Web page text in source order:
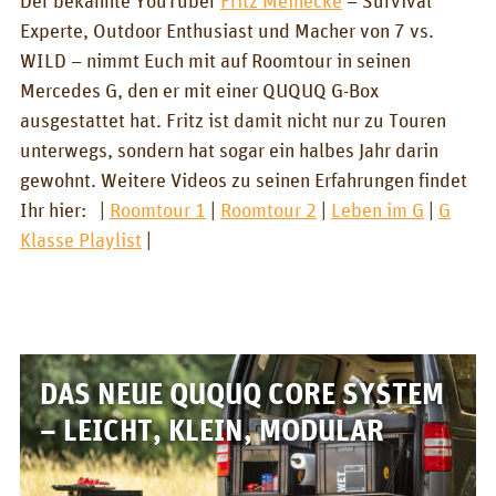
KombiBox
BusBox-1/2
BusBox-3
BusBox-4
G-Box
GrenBox
Küchenboxen
Experte, Outdoor Enthusiast und Macher von 7 vs.
WILD – nimmt Euch mit auf Roomtour in seinen
Mercedes G, den er mit einer QUQUQ G-Box
ausgestattet hat. Fritz ist damit nicht nur zu Touren
unterwegs, sondern hat sogar ein halbes Jahr darin
gewohnt. Weitere Videos zu seinen Erfahrungen findet
Ihr hier: | Roomtour 1 | Roomtour 2 | Leben im G | G
Klasse Playlist |
DAS NEUE QUQUQ CORE SYSTEM
– LEICHT, KLEIN, MODULAR